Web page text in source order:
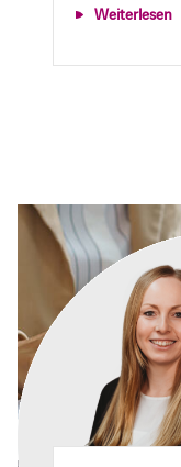
Weiterlesen